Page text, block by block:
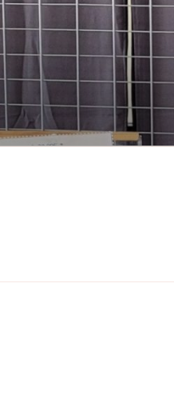
Aller
au
contenu
principal